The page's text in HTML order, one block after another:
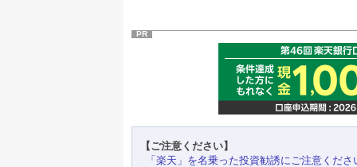
PR
【ご注意ください】
「楽天」を名乗った投資勧誘にご注意くださ